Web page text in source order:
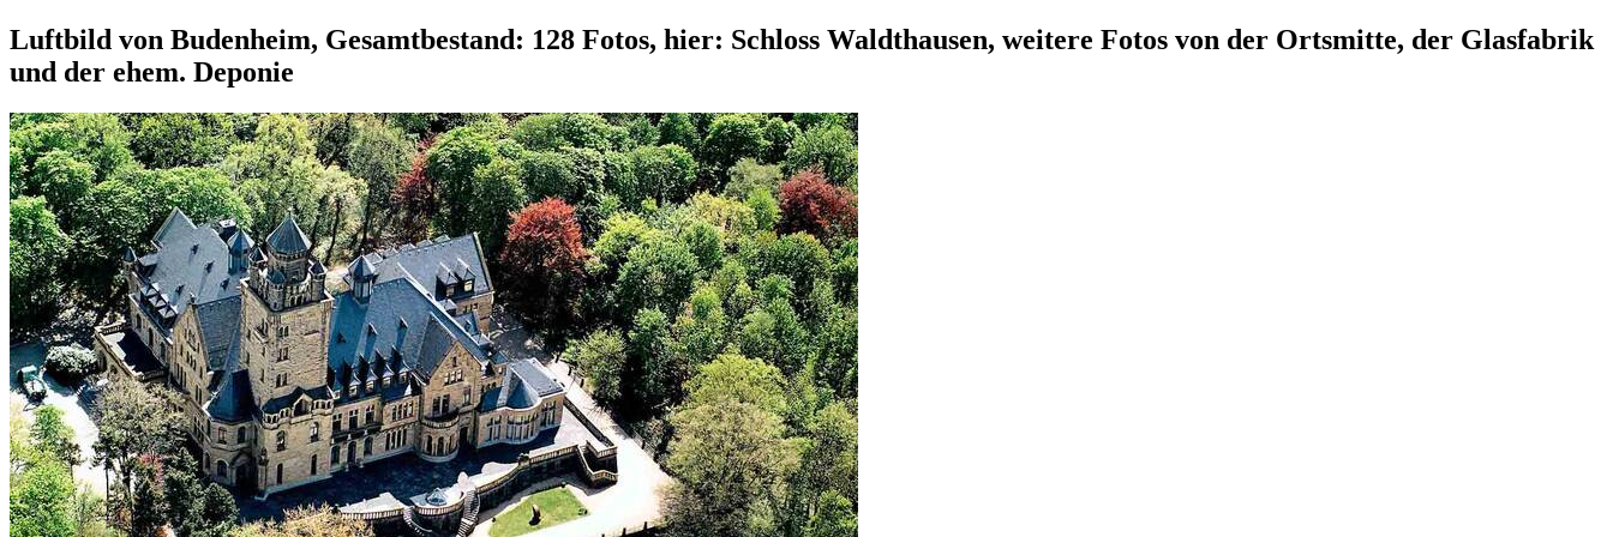
Luftbild von Budenheim, Gesamtbestand: 128 Fotos, hier: Schloss Waldthausen, weitere Fotos von der Ortsmitte, der Glasfabrik
und der ehem. Deponie